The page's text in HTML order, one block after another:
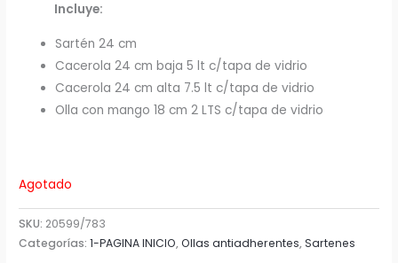
Incluye:
Sartén 24 cm
Cacerola 24 cm baja 5 lt c/tapa de vidrio
Cacerola 24 cm alta 7.5 lt c/tapa de vidrio
Olla con mango 18 cm 2 LTS c/tapa de vidrio
Agotado
SKU: 20599/783
Categorías:1-PAGINA INICIO,Ollas antiadherentes,Sartenes